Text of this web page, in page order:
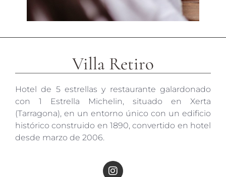
Villa Retiro
Hotel de 5 estrellas y restaurante galardonado
con 1 Estrella Michelin, situado en Xerta
(Tarragona), en un entorno único con un edificio
histórico construido en 1890, convertido en hotel
desde marzo de 2006.